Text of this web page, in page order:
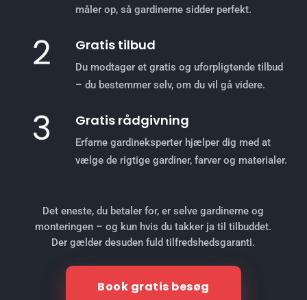
måler op, så gardinerne sidder perfekt.
Gratis tilbud
Du modtager et gratis og uforpligtende tilbud
– du bestemmer selv, om du vil gå videre.
Gratis rådgivning
Erfarne gardineksperter hjælper dig med at
vælge de rigtige gardiner, farver og materialer.
Det eneste, du betaler for, er selve gardinerne og
monteringen – og kun hvis du takker ja til tilbuddet.
Der gælder desuden fuld tilfredshedsgaranti.
Book gratis besøg